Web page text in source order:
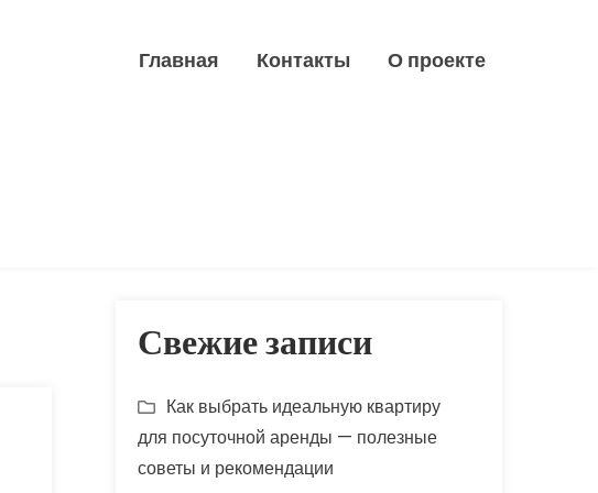
Главная Контакты О проекте
Свежие записи
Как выбрать идеальную квартиру
для посуточной аренды — полезные
советы и рекомендации